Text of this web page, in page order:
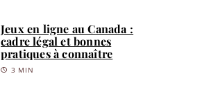
Jeux en ligne au Canada :
cadre légal et bonnes
pratiques à connaître
3 MIN